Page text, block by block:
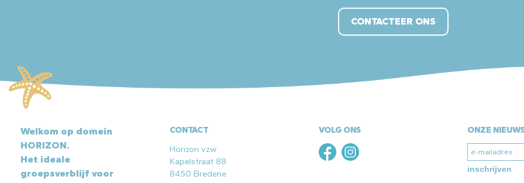
CONTACTEER ONS
Welkom op domein
HORIZON.
Het ideale
groepsverblijf voor
CONTACT
Horizon vzw
Kapelstraat 88
8450 Bredene
VOLG ONS ONZE
inschrijven